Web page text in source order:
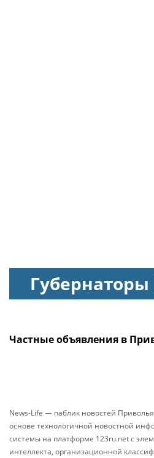
Губернаторы
Частные объявления в
News-Life — паблик новостей
основе технологичной новостной
системы на платформе 123ru.net с
интеллекта, организационной